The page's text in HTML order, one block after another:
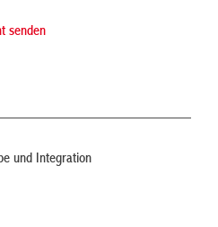
senden
und Integration